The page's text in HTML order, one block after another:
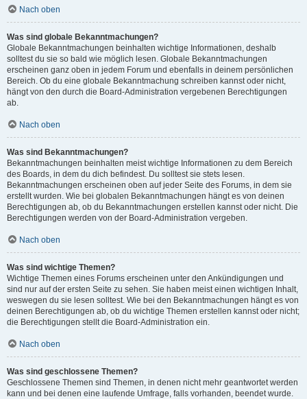
Nach oben
Was sind globale Bekanntmachungen?
Globale Bekanntmachungen beinhalten wichtige Informationen, deshalb
solltest du sie so bald wie möglich lesen. Globale Bekanntmachungen
erscheinen ganz oben in jedem Forum und ebenfalls in deinem persönlichen
Bereich. Ob du eine globale Bekanntmachung schreiben kannst oder nicht,
hängt von den durch die Board-Administration vergebenen Berechtigungen
ab.
Nach oben
Was sind Bekanntmachungen?
Bekanntmachungen beinhalten meist wichtige Informationen zu dem Bereich
des Boards, in dem du dich befindest. Du solltest sie stets lesen.
Bekanntmachungen erscheinen oben auf jeder Seite des Forums, in dem sie
erstellt wurden. Wie bei globalen Bekanntmachungen hängt es von deinen
Berechtigungen ab, ob du Bekanntmachungen erstellen kannst oder nicht. Die
Berechtigungen werden von der Board-Administration vergeben.
Nach oben
Was sind wichtige Themen?
Wichtige Themen eines Forums erscheinen unter den Ankündigungen und
sind nur auf der ersten Seite zu sehen. Sie haben meist einen wichtigen Inhalt,
weswegen du sie lesen solltest. Wie bei den Bekanntmachungen hängt es von
deinen Berechtigungen ab, ob du wichtige Themen erstellen kannst oder nicht;
die Berechtigungen stellt die Board-Administration ein.
Nach oben
Was sind geschlossene Themen?
Geschlossene Themen sind Themen, in denen nicht mehr geantwortet werden
kann und bei denen eine laufende Umfrage, falls vorhanden, beendet wurde.